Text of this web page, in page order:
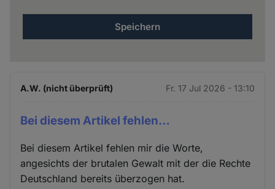
A.W. (nicht überprüft) Fr. 17 Jul 2026 - 13:10
Bei diesem Artikel fehlen…
Bei diesem Artikel fehlen mir die Worte,
angesichts der brutalen Gewalt mit der die Rechte
Deutschland bereits überzogen hat.